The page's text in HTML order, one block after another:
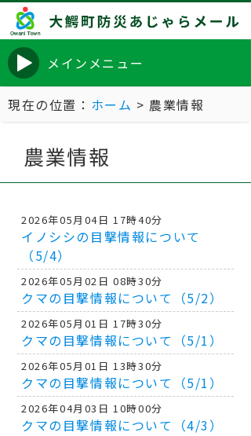
メインメニュー
現在の位置： ホーム > 農業情報
農業情報
2026年05月04日 17時40分
イノシシの目撃情報について
（5/4）
2026年05月02日 08時30分
クマの目撃情報について（5/2）
2026年05月01日 17時30分
クマの目撃情報について（5/1）
2026年05月01日 13時30分
クマの目撃情報について（5/1）
2026年04月03日 10時00分
クマの目撃情報について（4/3）